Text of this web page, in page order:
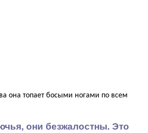
она топает босыми ногами по всем
они безжалостны. Это